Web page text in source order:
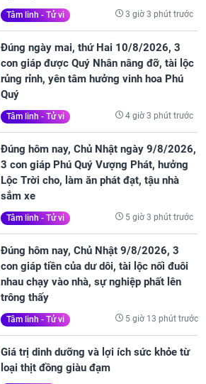
Tâm linh - Tử vi 3 giờ 3 phút trước
Đúng ngày mai, thứ Hai 10/8/2026, 3
con giáp được Quý Nhân nâng đỡ, tài lộc
rủng rỉnh, yên tâm hưởng vinh hoa Phú
Quý
Tâm linh - Tử vi 4 giờ 3 phút trước
Đúng hôm nay, Chủ Nhật ngày 9/8/2026,
3 con giáp Phú Quý Vượng Phát, hưởng
Lộc Trời cho, làm ăn phát đạt, tậu nhà
sắm xe
Tâm linh - Tử vi 5 giờ 3 phút trước
Đúng hôm nay, Chủ Nhật 9/8/2026, 3
con giáp tiền của dư dôi, tài lộc nối đuôi
nhau chạy vào nhà, sự nghiệp phất lên
trông thấy
Tâm linh - Tử vi 5 giờ 13 phút trước
Giá trị dinh dưỡng và lợi ích sức khỏe từ
loại thịt đồng giàu đạm